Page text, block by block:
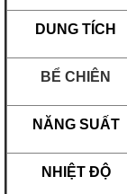
DUNG TÍCH
BỂ CHIÊN
NĂNG SUẤT
NHIỆT ĐỘ